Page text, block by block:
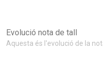
Evolució nota de tall
Aquesta és l'evolució de la